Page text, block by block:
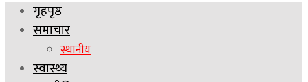
गृहपृष्ठ
समाचार
स्थानीय
स्वास्थ्य